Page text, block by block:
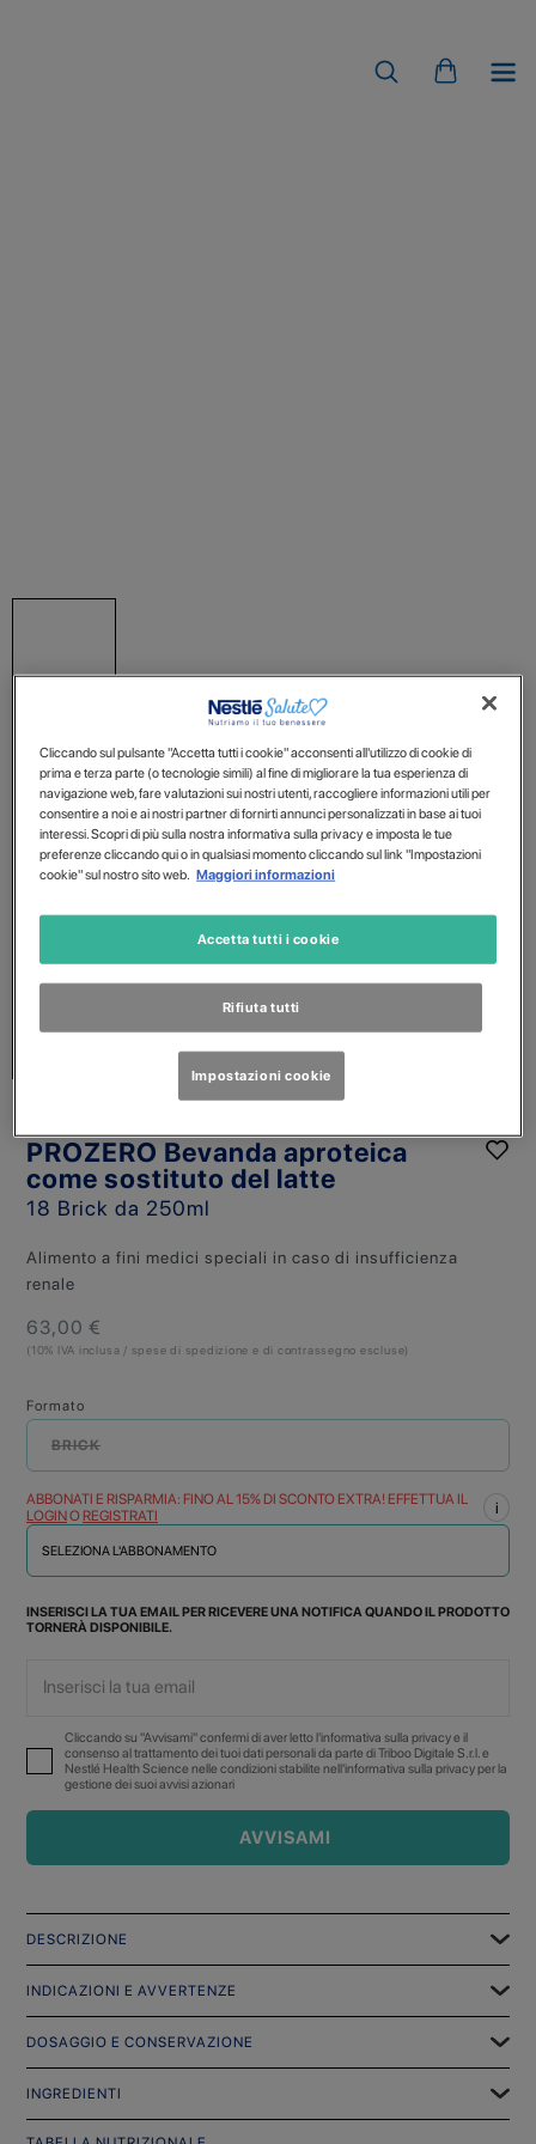
PROZERO Bevanda aproteica
come sostituto del latte
18 Brick da 250ml
Alimento a fini medici speciali in caso di insufficienza
renale
63,00 €
(10% IVA inclusa / spese di spedizione e di contrassegno escluse)
Formato
BRICK
ABBONATI E RISPARMIA: FINO AL 15% DI SCONTO EXTRA! EFFETTUA IL
LOGINO REGISTRATI i
SELEZIONA L'ABBONAMENTO
INSERISCI LA TUA EMAIL PER RICEVERE UNA NOTIFICA QUANDO IL PRODOTTO
TORNERÀ DISPONIBILE.
Cliccando su "Avvisami" confermi di aver letto l'informativa sulla privacy e il
consenso al trattamento dei tuoi dati personali da parte di Triboo Digitale S.r.l. e
Nestlé Health Science nelle condizioni stabilite nell'informativa sulla privacy per la
gestione dei suoi avvisi azionari
AVVISAMI
DESCRIZIONE
INDICAZIONI E AVVERTENZE
DOSAGGIO E CONSERVAZIONE
INGREDIENTI
Cliccando sul pulsante "Accetta tutti i cookie" acconsenti all'utilizzo di cookie di
prima e terza parte (o tecnologie simili) al fine di migliorare la tua esperienza di
navigazione web, fare valutazioni sui nostri utenti, raccogliere informazioni utili per
consentire a noi e ai nostri partner di fornirti annunci personalizzati in base ai tuoi
interessi. Scopri di più sulla nostra informativa sulla privacy e imposta le tue
preferenze cliccando qui o in qualsiasi momento cliccando sul link "Impostazioni
cookie" sul nostro sito web. Maggiori informazioni
Rifiuta tutti
Accetta tutti i cookie
Impostazioni cookie